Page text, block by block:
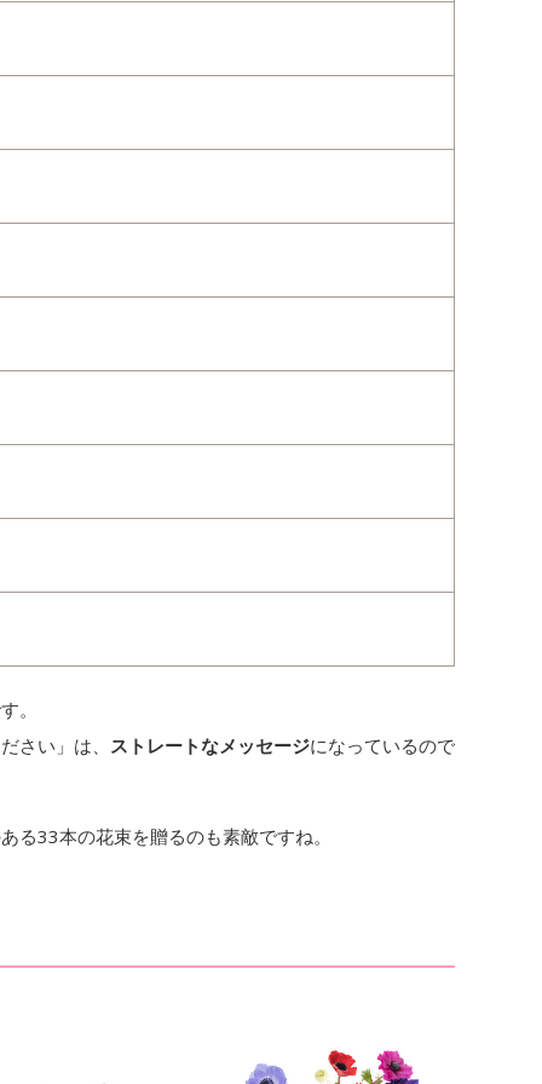
。
さい」は、 ストレートなメッセージになっているので
る33本の花束を贈るのも素敵ですね。